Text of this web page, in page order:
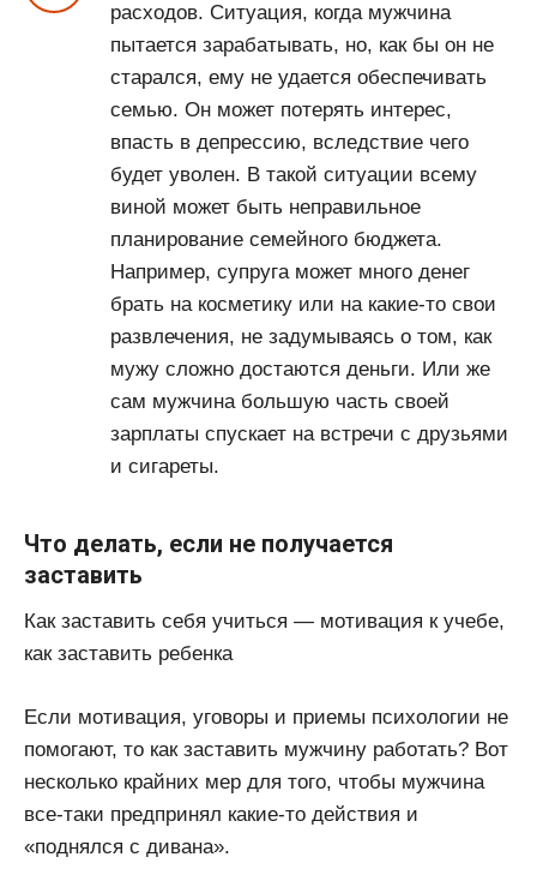
расходов. Ситуация, когда мужчина
пытается зарабатывать, но, как бы он не
старался, ему не удается обеспечивать
семью. Он может потерять интерес,
впасть в депрессию, вследствие чего
будет уволен. В такой ситуации всему
виной может быть неправильное
планирование семейного бюджета.
Например, супруга может много денег
брать на косметику или на какие-то свои
развлечения, не задумываясь о том, как
мужу сложно достаются деньги. Или же
сам мужчина большую часть своей
зарплаты спускает на встречи с друзьями
и сигареты.
Что делать, если не получается
заставить
Как заставить себя учиться — мотивация к учебе,
как заставить ребенка
Если мотивация, уговоры и приемы психологии не
помогают, то как заставить мужчину работать? Вот
несколько крайних мер для того, чтобы мужчина
все-таки предпринял какие-то действия и
«поднялся с дивана».